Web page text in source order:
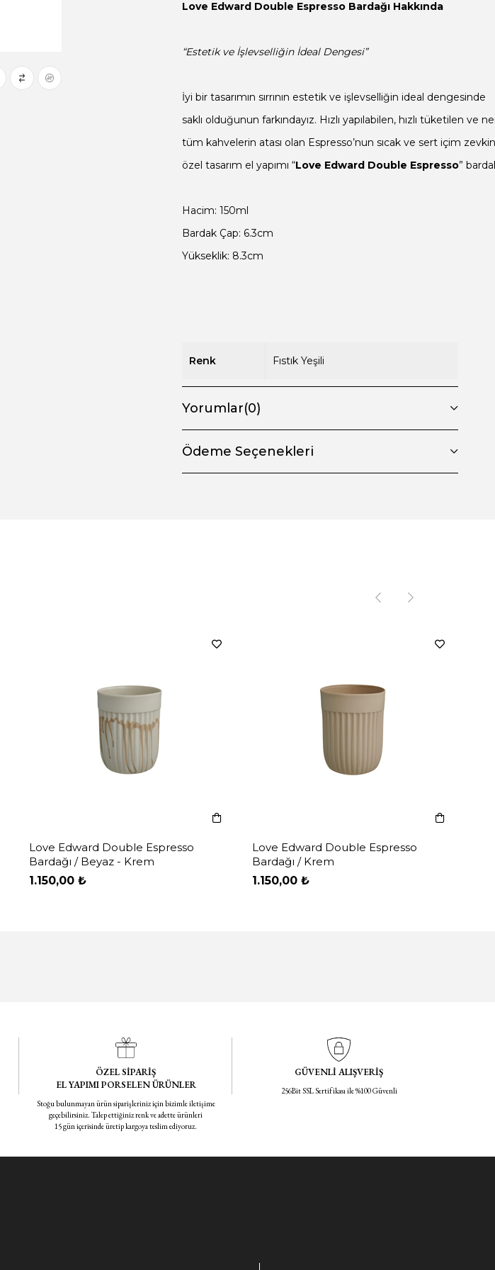
Love Edward Double Espresso Bardağı Hakkında
“Estetik ve İşlevselliğin İdeal Dengesi”
İyi bir tasarımın sırrının estetik ve işlevselliğin ideal dengesinde
saklı olduğunun farkındayız. Hızlı yapılabilen, hızlı tüketilen ve
tüm kahvelerin atası olan Espresso’nun sıcak ve sert içim
özel tasarım el yapımı “Love Edward Double Espresso”
Yükseklik: 8.3cm
Renk Fıstık Yeşili
Yorumlar(0)
Ödeme Seçenekleri
Love Edward Double Espresso
Bardağı / Beyaz - Krem
1.150,00 ₺
Love Edward Double Espresso
Bardağı / Krem
1.150,00 ₺
ÖZEL SİPARİŞ
EL YAPIMI PORSELEN ÜRÜNLER
Stoğu bulunmayan ürün siparişleriniz için bizimle iletişime
geçebilirsiniz. Talep ettiğiniz renk ve adette ürünleri
15 gün içerisinde üretip kargoya teslim ediyoruz.
GÜVENLİ ALIŞVERİŞ
256Bit SSL Sertifikası ile %100 Güvenli